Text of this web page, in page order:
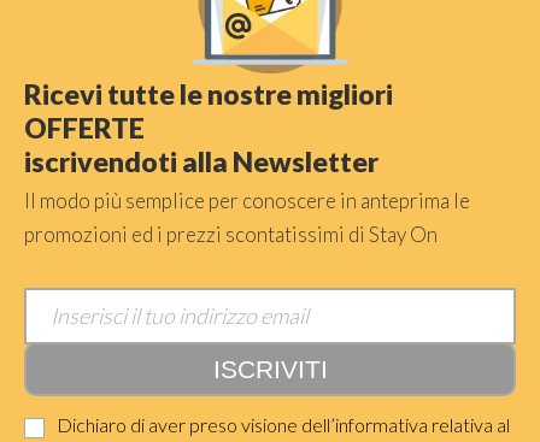
Ricevi tutte le nostre migliori
OFFERTE
iscrivendoti alla Newsletter
Il modo più semplice per conoscere in anteprima le
promozioni ed i prezzi scontatissimi di Stay On
Dichiaro di aver preso visione dell’informativa relativa al